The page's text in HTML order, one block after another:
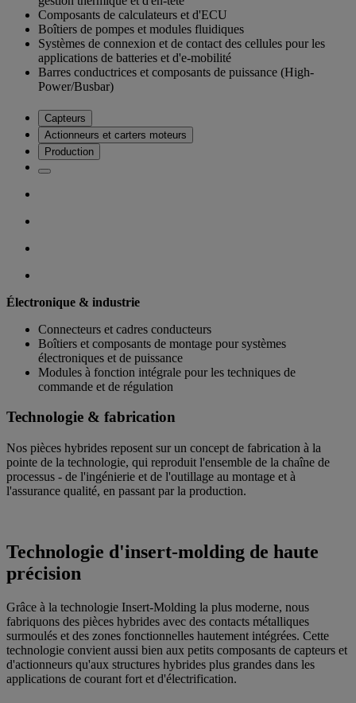
Composants de calculateurs et d'ECU
Boîtiers de pompes et modules fluidiques
Systèmes de connexion et de contact des cellules pour les
applications de batteries et d'e-mobilité
Barres conductrices et composants de puissance (High-
Power/Busbar)
Capteurs
Actionneurs et carters moteurs
Production
Électronique & industrie
Connecteurs et cadres conducteurs
Boîtiers et composants de montage pour systèmes
électroniques et de puissance
Modules à fonction intégrale pour les techniques de
commande et de régulation
Technologie & fabrication
Nos pièces hybrides reposent sur un concept de fabrication à la
pointe de la technologie, qui reproduit l'ensemble de la chaîne de
processus - de l'ingénierie et de l'outillage au montage et à
l'assurance qualité, en passant par la production.
Technologie d'insert-molding de haute
précision
Grâce à la technologie Insert-Molding la plus moderne, nous
fabriquons des pièces hybrides avec des contacts métalliques
surmoulés et des zones fonctionnelles hautement intégrées. Cette
technologie convient aussi bien aux petits composants de capteurs et
d'actionneurs qu'aux structures hybrides plus grandes dans les
applications de courant fort et d'électrification.